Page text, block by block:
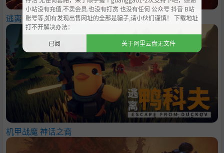
逃离鸭科夫
机甲战魔 神话之裔
小站没有充值.不卖会员.也没有打赏 也没有任何 公众号 抖音 B站
账号等,如有发现出售网址的全部是骗子,请小伙们谨慎！ 下载地址
打不开解决办法：
已阅
关于阿里云盘无文件